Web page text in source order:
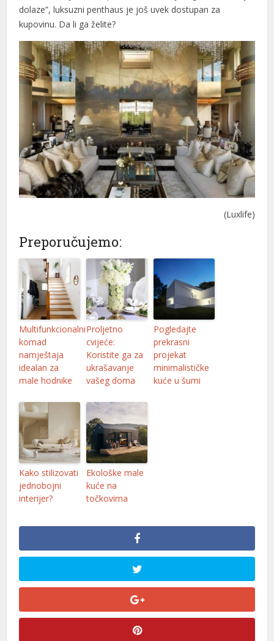
dolaze”, luksuzni penthaus je još uvek dostupan za
kupovinu. Da li ga želite?
(Luxlife)
Preporučujemo:
Multifunkcionalni
komad
namještaja
idealan za
male hodnike
Proljetno
cvijeće:
Koristite ga za
ukrašavanje
vašeg doma
Pogledajte
prekrasni
projekat
minimalističke
kuće u šumi
Kako stilizovati
jednobojni
interijer?
Ekološke male
kuće na
točkovima